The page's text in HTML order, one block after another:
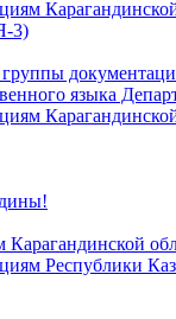
3)
языка
Карагандинской
Республики